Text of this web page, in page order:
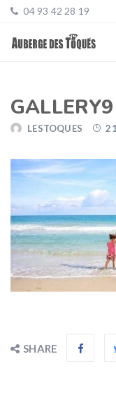
04 93 42 28 19
GALLERY9
LESTOQUES
SHARE